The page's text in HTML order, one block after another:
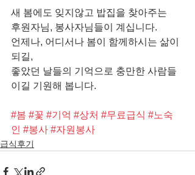
새 봄에도 잊지않고 밥집을 찾아주는
후원자님, 봉사자님들이 계십니다.
언제나, 어디서나 봄이 함께하시는 삶이
되길,
좋았던 날들의 기억으로 충만한 사람들
이길 기원해 봅니다.
#봄 #꽃 #기억 #상처 #무료급식 #노숙
인 #봉사 #자원봉사
급식후기